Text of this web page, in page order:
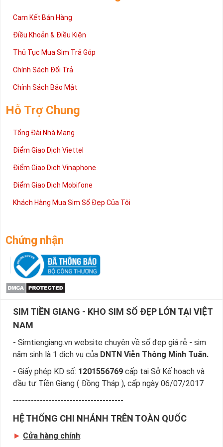
Chúc quý khách tìm được chiếc sim Tứ quý 2 như ý!
Cam Kết Bán Hàng
Điều Khoản & Điều Kiện
Thủ Tục Mua Sim Trả Góp
Chính Sách Đổi Trả
Chính Sách Bảo Mật
Hỗ Trợ Chung
Tổng Đài Nhà Mạng
Điểm Giao Dịch Viettel
Điểm Giao Dịch Vinaphone
Điểm Giao Dịch Mobifone
Khách Hàng Mua Sim Số Đẹp Của Tôi
Chứng nhận
SIM TIỀN GIANG - KHO SIM SỐ ĐẸP LỚN TẠI VIỆT
NAM
- Simtiengiang.vn website chuyên về số đẹp giá rẻ - sim
năm sinh là 1 dịch vụ của DNTN Viễn Thông Minh Tuấn.
- Giấy phép KD số: 1201556769 cấp tại Sở Kế hoạch và
đầu tư Tiền Giang ( Đồng Tháp ), cấp ngày 06/07/2017
-------------------------------------
HỆ THỐNG CHI NHÁNH TRÊN TOÀN QUỐC
► Cửa hàng chính: